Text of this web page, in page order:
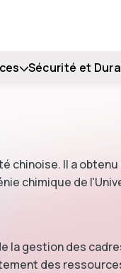
Sécurité et
chinoise. Il a
chimique de
la gestion des
des